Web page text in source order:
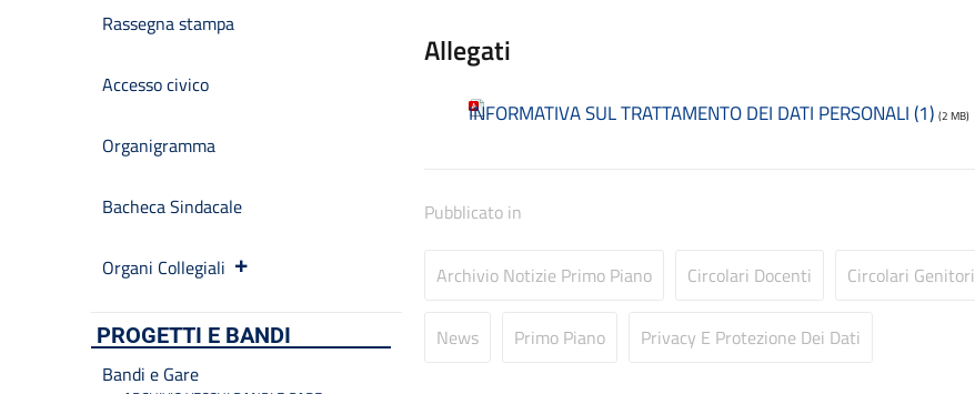
Allegati
INFORMATIVA SUL TRATTAMENTO DEI DATI PERSONALI (1) (2 MB)
Pubblicato in
Archivio Notizie Primo Piano Circolari Docenti Circolari Genitori
News Primo Piano Privacy E Protezione Dei Dati
Rassegna stampa
Accesso civico
Organigramma
Bacheca Sindacale
Organi Collegiali
PROGETTI E BANDI
Bandi e Gare